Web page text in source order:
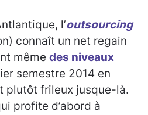
l’outsourcing
connaît un net regain
même des niveaux
semestre 2014 en
plutôt frileux jusque-là.
profite d’abord à